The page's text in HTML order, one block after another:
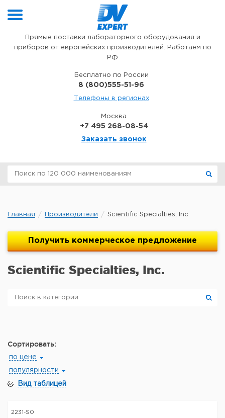
Прямые поставки лабораторного оборудования и
приборов от европейских производителей. Работаем по
РФ
Бесплатно по России
8 (800)555-51-96
Телефоны в регионах
Москва
+7 495 268-08-54
Заказать звонок
Главная Производители Scientific Specialties, Inc.
Получить коммерческое предложение
Scientific Specialties, Inc.
Сортировать:
по цене
популярности
Вид таблицей
2231-S0